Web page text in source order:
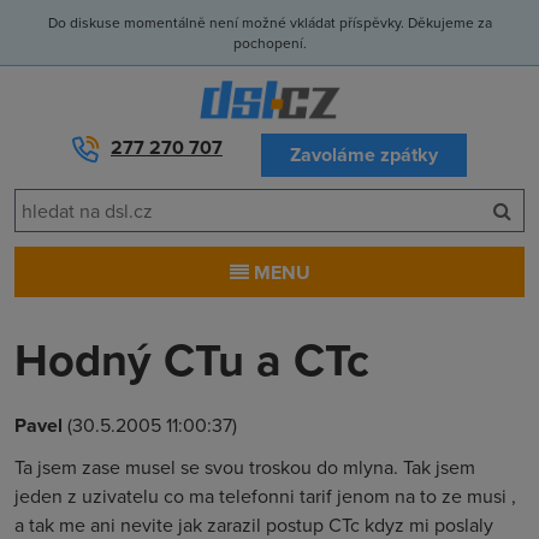
Do diskuse momentálně není možné vkládat příspěvky. Děkujeme za
pochopení.
277 270 707 Zavoláme zpátky
MENU
Hodný CTu a CTc
Pavel (30.5.2005 11:00:37)
Ta jsem zase musel se svou troskou do mlyna. Tak jsem
jeden z uzivatelu co ma telefonni tarif jenom na to ze musi ,
a tak me ani nevite jak zarazil postup CTc kdyz mi poslaly